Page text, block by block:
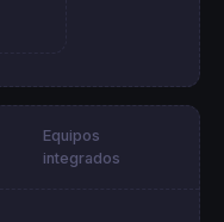
Equipos
integrados